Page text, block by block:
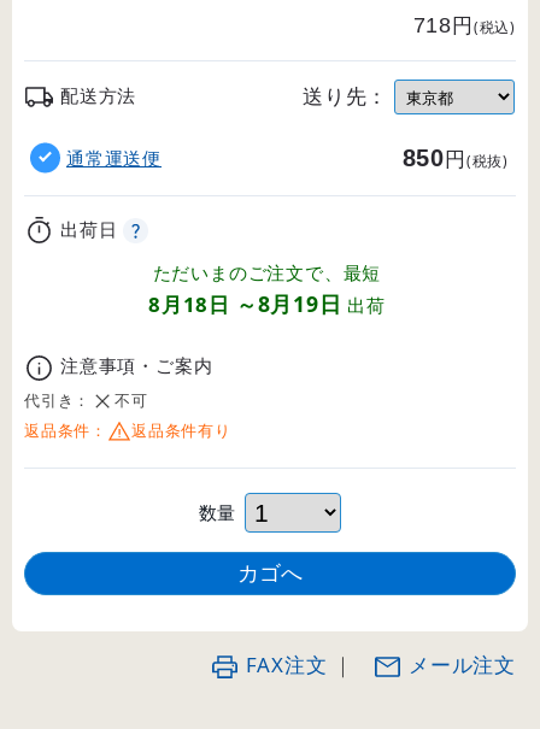
718円(税込)
配送方法 送り先：
通常運送便 850円(税抜)
出荷日
ただいまのご注文で、最短
8月18日 ～8月19日 出荷
注意事項・ご案内
代引き：
不可
返品条件：
返品条件有り
数量
FAX注文 ｜ メール注文